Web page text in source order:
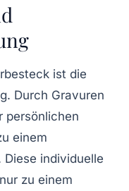
ist die
Durch Gravuren
persönlichen
einem
individuelle
zu einem